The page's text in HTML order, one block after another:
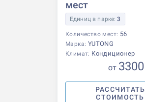
мест
Единиц в парке:3
Количество мест: 56
Марка: YUTONG
Климат: Кондиционер
от 3300
РАССЧИТАТЬ
СТОИМОСТЬ